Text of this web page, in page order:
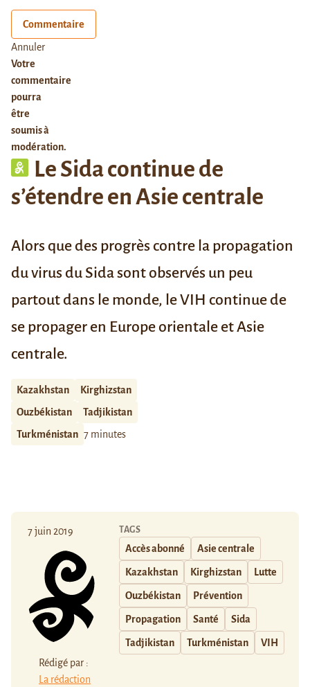
Le Sida continue de
s’étendre en Asie centrale
Alors que des progrès contre la propagation
du virus du Sida sont observés un peu
partout dans le monde, le VIH continue de
se propager en Europe orientale et Asie
centrale.
Kazakhstan
Kirghizstan
Ouzbékistan
Tadjikistan
Turkménistan 7 minutes
7 juin 2019
Rédigé par :
La rédaction
TAGS
Accès abonné Asie centrale
Kazakhstan Kirghizstan Lutte
Ouzbékistan Prévention
Propagation Santé Sida
Tadjikistan Turkménistan VIH
Commentaire
Annuler
Votre
commentaire
pourra
être
soumis à
modération.